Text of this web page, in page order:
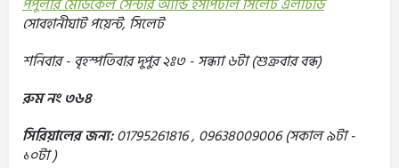
সোবহানীঘাট পয়েন্ট, সিলেট
শনিবার - বৃহস্পতিবার দুপুর ২ঃ৩ - সন্ধ্যা ৬টা (শুক্রবার বন্ধ)
রুম নং ৩৬৪
সিরিয়ালের জন্য:01795261816 , 09638009006 (সকাল ৯টা -
১০টা )